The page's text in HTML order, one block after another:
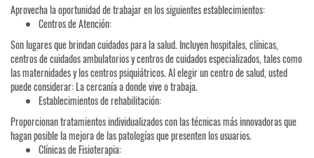
Aprovecha la oportunidad de trabajar en los siguientes establecimientos:
Centros de Atención:
Son lugares que brindan cuidados para la salud. Incluyen hospitales, clínicas,
centros de cuidados ambulatorios y centros de cuidados especializados, tales como
las maternidades y los centros psiquiátricos. Al elegir un centro de salud, usted
puede considerar: La cercanía a donde vive o trabaja.
Establecimientos de rehabilitación:
Proporcionan tratamientos individualizados con las técnicas más innovadoras que
hagan posible la mejora de las patologías que presenten los usuarios.
Clínicas de Fisioterapia: